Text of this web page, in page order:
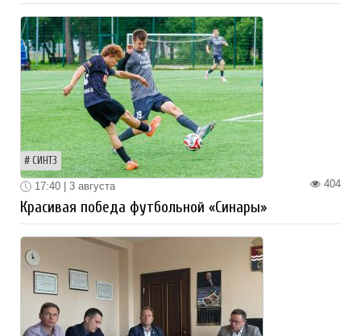
СИНТЗ
404
17:40 | 3 августа
Красивая победа футбольной «Синары»